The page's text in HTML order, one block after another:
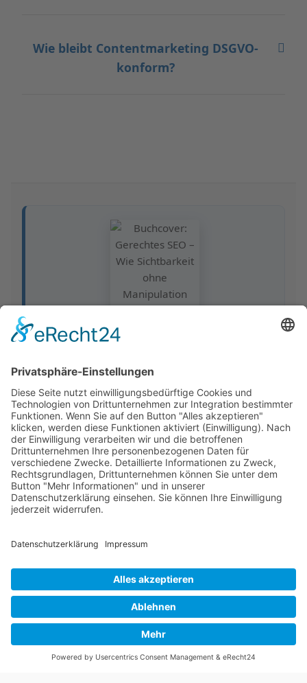
Wie bleibt Contentmarketing DSGVO-
konform?
GERECHTES SEO
Geschäftsführer Mathias Ellmann
Wie Sichtbarkeit ohne Manipulation gelingt: ein
Praxisleitfaden für faire und verantwortliche
Suchmaschinenoptimierung.
Amazon Apple Books
eBook.de Thalia
Hugendubel
© 2026
Entwicklung & SEO-Experte:Mathias Ellmann